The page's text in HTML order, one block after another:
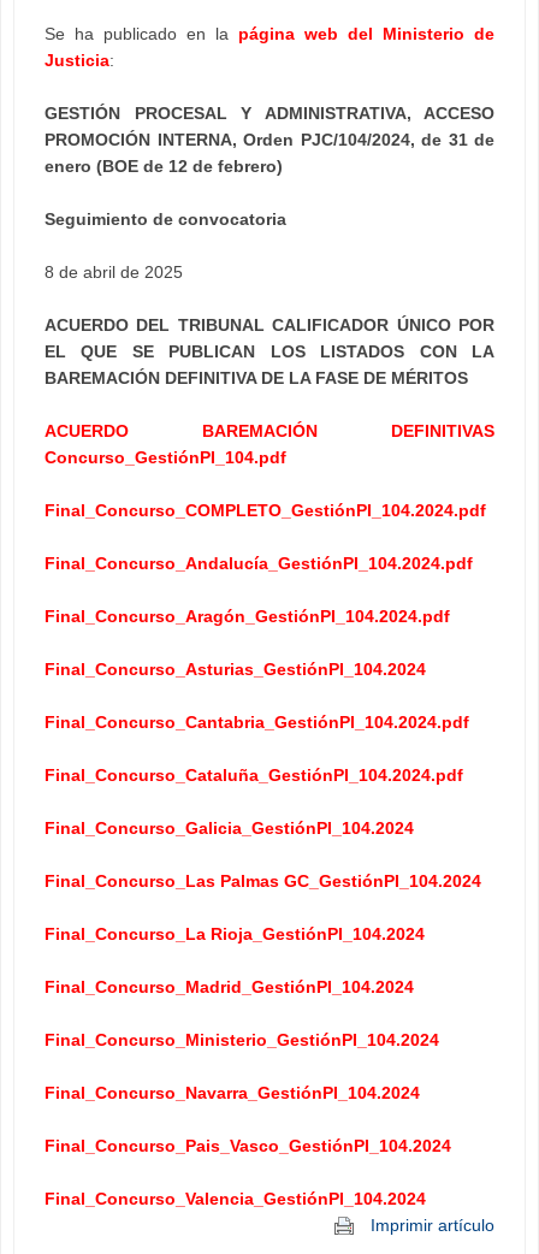
Se ha publicado en la página web del Ministerio de
Justicia:
GESTIÓN PROCESAL Y ADMINISTRATIVA, ACCESO
PROMOCIÓN INTERNA, Orden PJC/104/2024, de 31 de
enero (BOE de 12 de febrero)
Seguimiento de convocatoria
8 de abril de 2025
ACUERDO DEL TRIBUNAL CALIFICADOR ÚNICO POR
EL QUE SE PUBLICAN LOS LISTADOS CON LA
BAREMACIÓN DEFINITIVA DE LA FASE DE MÉRITOS
ACUERDO BAREMACIÓN DEFINITIVAS
Concurso_GestiónPI_104.pdf
Final_Concurso_COMPLETO_GestiónPI_104.2024.pdf
Final_Concurso_Andalucía_GestiónPI_104.2024.pdf
Final_Concurso_Aragón_GestiónPI_104.2024.pdf
Final_Concurso_Asturias_GestiónPI_104.2024
Final_Concurso_Cantabria_GestiónPI_104.2024.pdf
Final_Concurso_Cataluña_GestiónPI_104.2024.pdf
Final_Concurso_Galicia_GestiónPI_104.2024
Final_Concurso_Las Palmas GC_GestiónPI_104.2024
Final_Concurso_La Rioja_GestiónPI_104.2024
Final_Concurso_Madrid_GestiónPI_104.2024
Final_Concurso_Ministerio_GestiónPI_104.2024
Final_Concurso_Navarra_GestiónPI_104.2024
Final_Concurso_Pais_Vasco_GestiónPI_104.2024
Final_Concurso_Valencia_GestiónPI_104.2024
Imprimir artículo